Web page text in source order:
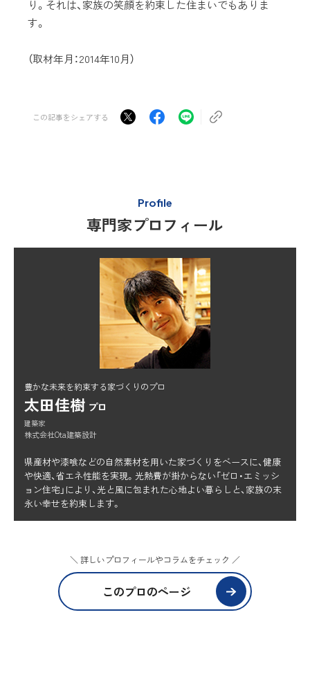
り。それは、家族の笑顔を約束した住まいでもありま
す。
（取材年月：2014年10月）
この記事をシェアする
Profile
専門家プロフィール
豊かな未来を約束する家づくりのプロ
太田佳樹 プロ
建築家
株式会社Ota建築設計
県産材や漆喰などの自然素材を用いた家づくりをベースに、健康
や快適、省エネ性能を実現。光熱費が掛からない「ゼロ・エミッシ
ョン住宅」により、光と風に包まれた心地よい暮らしと、家族の末
永い幸せを約束します。
＼ 詳しいプロフィールやコラムをチェック ／
このプロのページ